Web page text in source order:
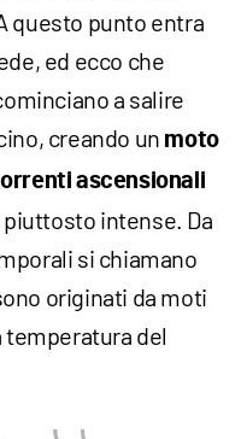
questo punto entra
ed ecco che
a salire
creando un moto
ascensionali
intense. Da
si chiamano
originati da moti
del